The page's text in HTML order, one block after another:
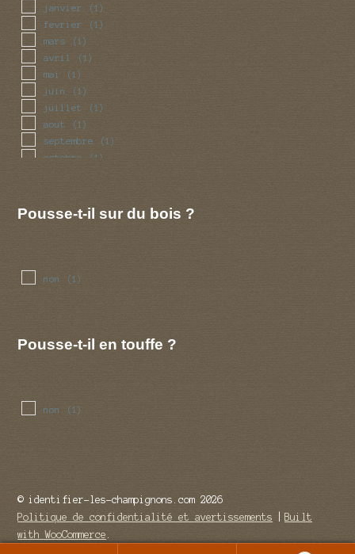
janvier (1)
fevrier (1)
mars (1)
avril (1)
mai (1)
juin (1)
juillet (1)
aout (1)
septembre (1)
octobre (1)
Pousse-t-il sur du bois ?
non (1)
Pousse-t-il en touffe ?
non (1)
© identifier-les-champignons.com 2026
Politique de confidentialité et avertissements
Built
with WooCommerce